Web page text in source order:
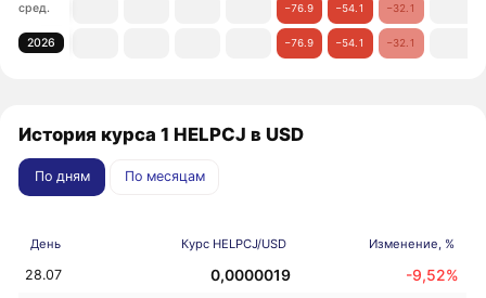
сред. −76.9 −54.1 −32.1
2026 −76.9 −54.1 −32.1
История курса 1 HELPCJ в USD
По дням По месяцам
День Курс HELPCJ/USD Изменение, %
28.07 0,0000019 -9,52%